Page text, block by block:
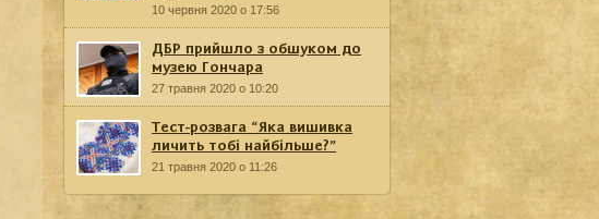
10 червня 2020 о 17:56
ДБР прийшло з обшуком до
музею Гончара
27 травня 2020 о 10:20
Тест-розвага “Яка вишивка
личить тобі найбільше?”
21 травня 2020 о 11:26